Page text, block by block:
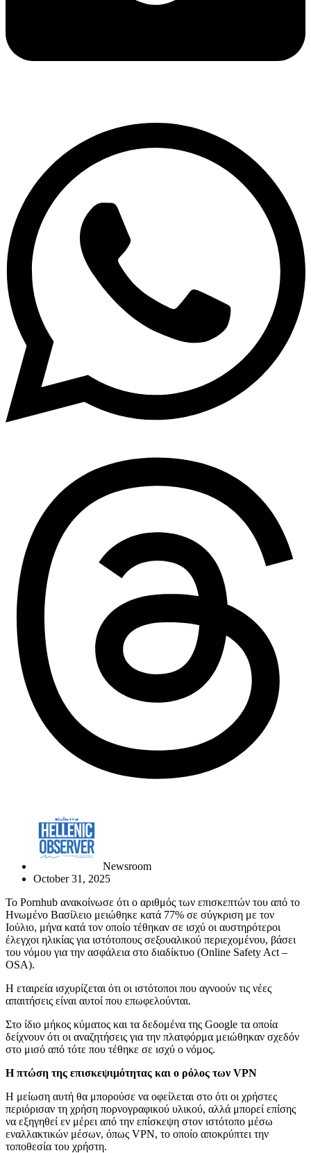
Newsroom
October 31, 2025
Το Pornhub ανακοίνωσε ότι ο αριθμός των επισκεπτών του από το
Ηνωμένο Βασίλειο μειώθηκε κατά 77% σε σύγκριση με τον
Ιούλιο, μήνα κατά τον οποίο τέθηκαν σε ισχύ οι αυστηρότεροι
έλεγχοι ηλικίας για ιστότοπους σεξουαλικού περιεχομένου, βάσει
του νόμου για την ασφάλεια στο διαδίκτυο (Online Safety Act –
OSA).
Η εταιρεία ισχυρίζεται ότι οι ιστότοποι που αγνοούν τις νέες
απαιτήσεις είναι αυτοί που επωφελούνται.
Στο ίδιο μήκος κύματος και τα δεδομένα της Google τα οποία
δείχνουν ότι οι αναζητήσεις για την πλατφόρμα μειώθηκαν σχεδόν
στο μισό από τότε που τέθηκε σε ισχύ ο νόμος.
Η πτώση της επισκεψιμότητας και ο ρόλος των VPN
Η μείωση αυτή θα μπορούσε να οφείλεται στο ότι οι χρήστες
περιόρισαν τη χρήση πορνογραφικού υλικού, αλλά μπορεί επίσης
να εξηγηθεί εν μέρει από την επίσκεψη στον ιστότοπο μέσω
εναλλακτικών μέσων, όπως VPN, το οποίο αποκρύπτει την
τοποθεσία του χρήστη.